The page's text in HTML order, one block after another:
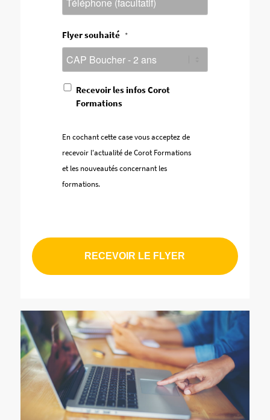
Flyer souhaité *
En
cochant
vous
de
recevoir
l'actualité
les
concernant
Recevoir les infos Corot
Formations
En cochant cette case vous acceptez de
recevoir l'actualité de Corot Formations
et les nouveautés concernant les
formations.